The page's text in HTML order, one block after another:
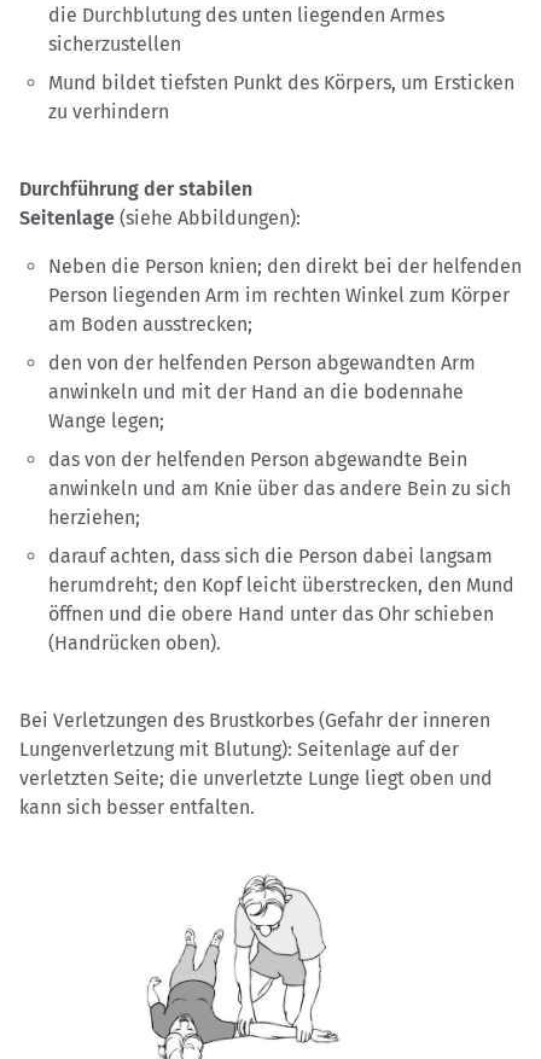
die Durchblutung des unten liegenden Armes
sicherzustellen
Mund bildet tiefsten Punkt des Körpers, um Ersticken
zu verhindern
Durchführung der stabilen
Seitenlage (siehe Abbildungen):
Neben die Person knien; den direkt bei der helfenden
Person liegenden Arm im rechten Winkel zum Körper
am Boden ausstrecken;
den von der helfenden Person abgewandten Arm
anwinkeln und mit der Hand an die bodennahe
Wange legen;
das von der helfenden Person abgewandte Bein
anwinkeln und am Knie über das andere Bein zu sich
herziehen;
darauf achten, dass sich die Person dabei langsam
herumdreht; den Kopf leicht überstrecken, den Mund
öffnen und die obere Hand unter das Ohr schieben
(Handrücken oben).
Bei Verletzungen des Brustkorbes (Gefahr der inneren
Lungenverletzung mit Blutung): Seitenlage auf der
verletzten Seite; die unverletzte Lunge liegt oben und
kann sich besser entfalten.